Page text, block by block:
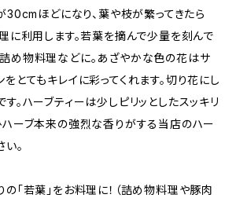
30cmほどになり、葉や枝が繁ってきたら
理に利用します。若葉を摘んで少量を刻んで
め物料理などに。あざやかな色の花はサ
とてもキレイに彩ってくれます。切り花にし
。ハーブティーは少しピリッとしたスッキリ
ハーブ本来の強烈な香りがする当店のハー
。
「若葉」をお料理に！（詰め物料理や豚肉